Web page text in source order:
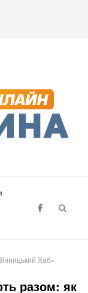
Хаб»
разом: як